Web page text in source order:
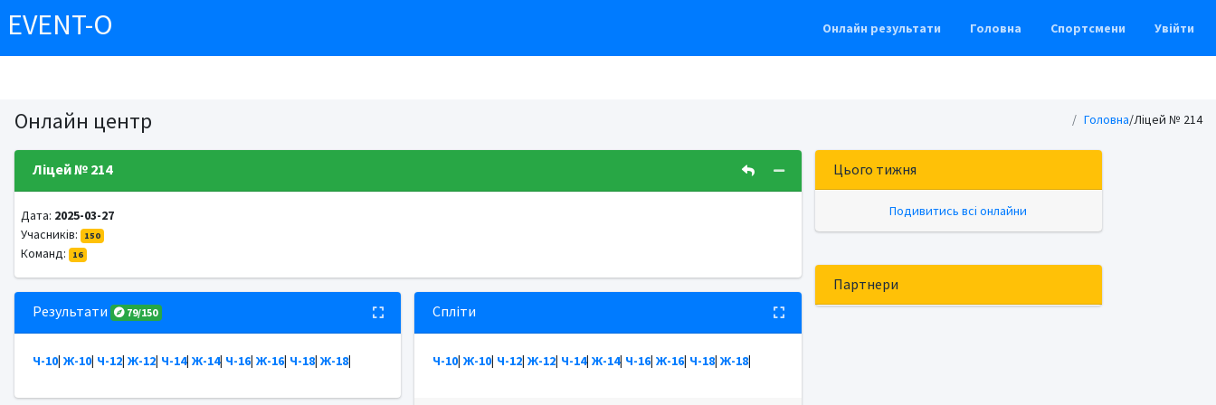
EVENT-O Онлайн результати Головна Спортсмени Увійти
Онлайн центр Головна/Ліцей № 214
Ліцей № 214
Дата: 2025-03-27
Учасників:
150
Команд: 16
Результати 79/150
Ч-10| Ж-10| Ч-12| Ж-12| Ч-14| Ж-14| Ч-16| Ж-16| Ч-18| Ж-18|
Спліти
Ч-10|Ж-10| Ч-12|Ж-12| Ч-14|Ж-14| Ч-16|Ж-16| Ч-18|Ж-18|
Цього тижня
Подивитись всі онлайни
Партнери